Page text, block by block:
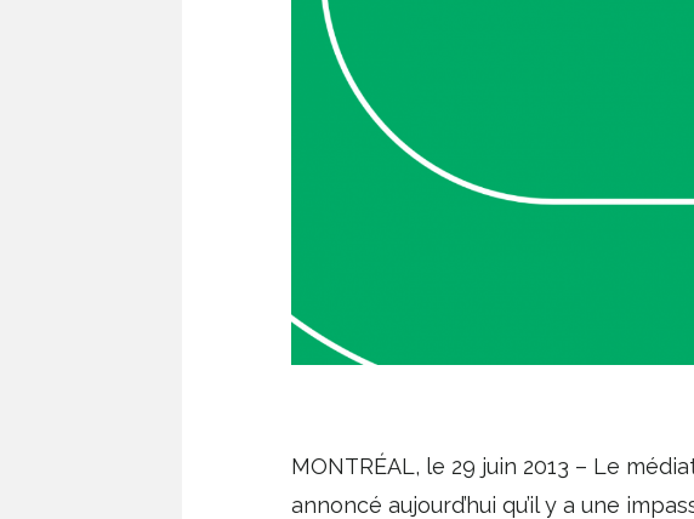
MONTRÉAL, le 29 juin 2013 – Le
annoncé aujourd’hui qu’il y a une